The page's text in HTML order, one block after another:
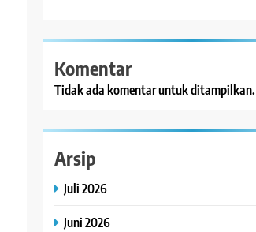
Komentar
Tidak ada komentar untuk ditampilkan.
Arsip
Juli 2026
Juni 2026